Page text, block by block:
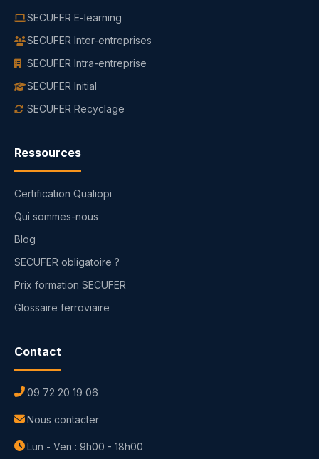
SECUFER E-learning
SECUFER Inter-entreprises
SECUFER Intra-entreprise
SECUFER Initial
SECUFER Recyclage
Ressources
Certification Qualiopi
Qui sommes-nous
Blog
SECUFER obligatoire ?
Prix formation SECUFER
Glossaire ferroviaire
Contact
09 72 20 19 06
Nous contacter
Lun - Ven : 9h00 - 18h00